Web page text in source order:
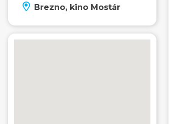
Brezno, kino Mostár